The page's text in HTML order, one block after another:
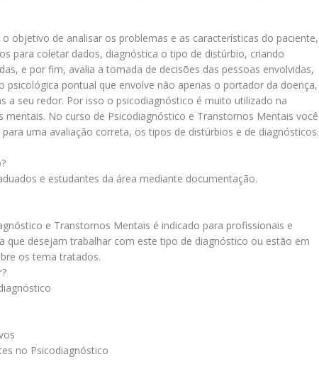
objetivo de analisar os problemas e as características do paciente,
para coletar dados, diagnóstica o tipo de distúrbio, criando
e por fim, avalia a tomada de decisões das pessoas envolvidas,
psicológica pontual que envolve não apenas o portador da doença,
a seu redor. Por isso o psicodiagnóstico é muito utilizado na
mentais. No curso de Psicodiagnóstico e Transtornos Mentais você
uma avaliação correta, os tipos de distúrbios e de diagnósticos.
e estudantes da área mediante documentação.
e Transtornos Mentais é indicado para profissionais e
que desejam trabalhar com este tipo de diagnóstico ou estão em
os tema tratados.
no Psicodiagnóstico